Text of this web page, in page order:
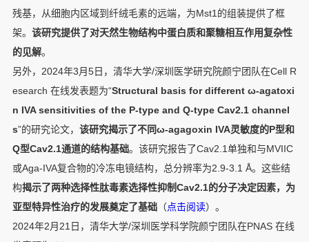
残基，从细胞内区域到纤绒毛素的远端，为Mst1的组装提供了框
架。 该研究提供了对天然生物结构中蛋白质和聚糖相互作用复杂性
的见解。
另外，2024年3月5日，清华大学/深圳医学研究院颜宁团队在Cell R
esearch 在线发表题为“Structural basis for different ω-agatoxi
n IVA sensitivities of the P-type and Q-type Cav2.1 channel
s”的研究论文， 该研究揭示了不同ω-agagoxin IVA灵敏度的P型和
Q型Cav2.1通道的结构基础。该研究报告了Cav2.1单独和与MVIIC
或Aga-IVA复合物的冷冻电镜结构，总分辨率为2.9-3.1 Å。这些结
构揭示了两种选择性肽毒素选择性抑制Cav2.1的分子决定因素，为
亚型特异性治疗的发展奠定了基础（点击阅读）。
2024年2月21日，清华大学/深圳医学科学院颜宁团队在PNAS 在线